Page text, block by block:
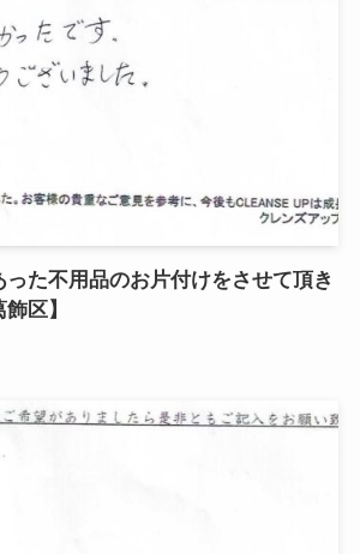
った不用品のお片付けをさせて頂き
区】